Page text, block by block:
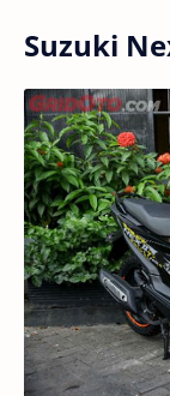
Suzuki